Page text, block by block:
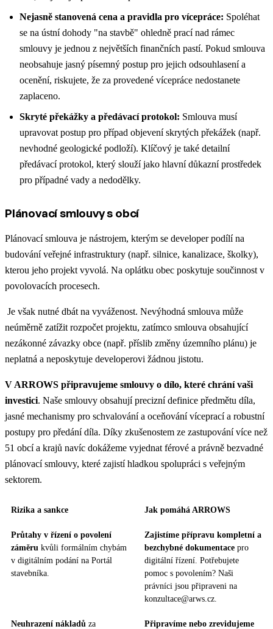
Nejasně stanovená cena a pravidla pro vícepráce: Spoléhat
se na ústní dohody "na stavbě" ohledně prací nad rámec
smlouvy je jednou z největších finančních pastí. Pokud smlouva
neobsahuje jasný písemný postup pro jejich odsouhlasení a
ocenění, riskujete, že za provedené vícepráce nedostanete
zaplaceno.
Skryté překážky a předávací protokol: Smlouva musí
upravovat postup pro případ objevení skrytých překážek (např.
nevhodné geologické podloží). Klíčový je také detailní
předávací protokol, který slouží jako hlavní důkazní prostředek
pro případné vady a nedodělky.
Plánovací smlouvy s obcí
Plánovací smlouva je nástrojem, kterým se developer podílí na
budování veřejné infrastruktury (např. silnice, kanalizace, školky),
kterou jeho projekt vyvolá. Na oplátku obec poskytuje součinnost v
povolovacích procesech.
Je však nutné dbát na vyváženost. Nevýhodná smlouva může
neúměrně zatížit rozpočet projektu, zatímco smlouva obsahující
nezákonné závazky obce (např. příslib změny územního plánu) je
neplatná a neposkytuje developerovi žádnou jistotu.
V ARROWS připravujeme smlouvy o dílo, které chrání vaši
investici. Naše smlouvy obsahují precizní definice předmětu díla,
jasné mechanismy pro schvalování a oceňování víceprací a robustní
postupy pro předání díla. Díky zkušenostem ze zastupování více než
51 obcí a krajů navíc dokážeme vyjednat férové a právně bezvadné
plánovací smlouvy, které zajistí hladkou spolupráci s veřejným
sektorem.
Rizika a sankce Jak pomáhá ARROWS
Průtahy v řízení o povolení
záměru kvůli formálním chybám
v digitálním podání na Portál
stavebníka.
Zajistíme přípravu kompletní a
bezchybné dokumentace pro
digitální řízení. Potřebujete
pomoc s povolením? Naši
právníci jsou připraveni na
konzultace@arws.cz.
Neuhrazení nákladů za
Připravíme nebo zrevidujeme